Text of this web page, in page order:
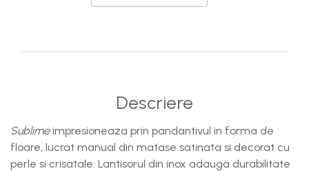
Descriere
Sublimeimpresioneaza prin pandantivul in forma de
floare, lucrat manual din matase satinata si decorat cu
perle si crisatale. Lantisorul din inox adauga durabilitate